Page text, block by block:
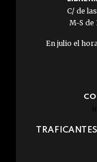
C/ de
M-S de
En julio el